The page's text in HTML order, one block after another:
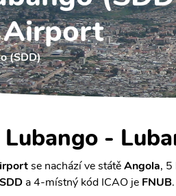
(SDD)
-
se nachází ve státěAngola, 5
SDD a 4-místný kód ICAO je FNUB.